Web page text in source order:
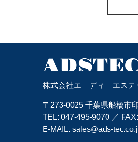
株式会社エーディーエステ
〒273-0025 千葉県船橋市
TEL: 047-495-9070 ／
E-MAIL: sales@ads-